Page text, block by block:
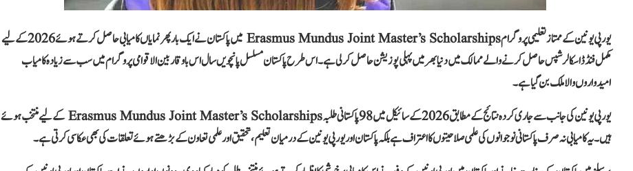
یورپی یونین کے ممتاز تعلیمی پروگرام Erasmus Mundus Joint Master’s Scholarships میں پاکستان نے ایک بار پھر نمایاں کامیابی حاصل کرتے ہوئے 2026 کے لیے
مکمل فنڈڈ اسکالرشپس حاصل کرنے والے ممالک میں دنیا بھر میں پہلی پوزیشن حاصل کر لی ہے۔ اس طرح پاکستان مسلسل پانچویں سال اس باوقار بین الاقوامی پروگرام میں سب سے زیادہ کامیاب
امیدواروں والا ملک بن گیا ہے۔
یورپی یونین کی جانب سے جاری کردہ نتائج کے مطابق 2026 کے سائیکل میں 98 پاکستانی طلبہ Erasmus Mundus Joint Master’s Scholarships کے لیے منتخب ہوئے
ہیں۔ یہ کامیابی نہ صرف پاکستانی نوجوانوں کی علمی صلاحیتوں کا اعتراف ہے بلکہ پاکستان اور یورپی یونین کے درمیان تعلیم، تحقیق اور علمی تعاون کے بڑھتے ہوئے تعلقات کی بھی عکاسی کرتی ہے۔